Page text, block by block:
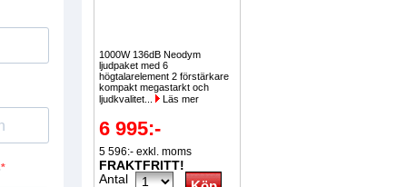
1000W 136dB Neodym
ljudpaket med 6
högtalarelement 2 förstärkare
kompakt megastarkt och
ljudkvalitet...
Läs mer
6 995:-
5 596:- exkl. moms
FRAKTFRITT!
Antal